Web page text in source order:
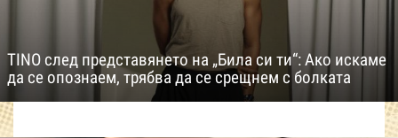
TINO след представянето на „Била си ти“: Ако искаме
да се опознаем, трябва да се срещнем с болката